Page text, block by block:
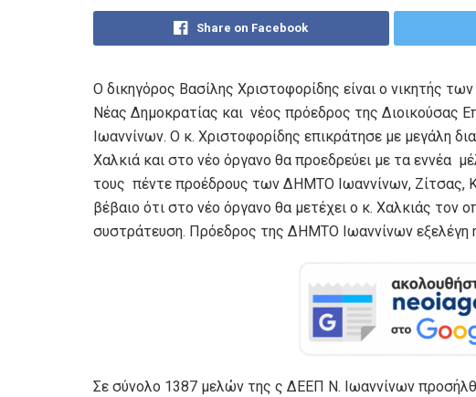
Share on Facebook
Ο δικηγόρος Βασίλης Χριστοφορίδης είναι ο νικητής
Νέας Δημοκρατίας και νέος πρόεδρος της Διοικούσας
Ιωαννίνων. Ο κ. Χριστοφορίδης επικράτησε με μεγάλη
Χαλκιά και στο νέο όργανο θα προεδρεύει με τα εννέα
τους πέντε προέδρους των ΔΗΜΤΟ Ιωαννίνων, Ζίτσας,
βέβαιο ότι στο νέο όργανο θα μετέχει ο κ. Χαλκιάς τον
συστράτευση. Πρόεδρος της ΔΗΜΤΟ Ιωαννίνων εξελέγη
Σε σύνολο 1387 μελών της ς ΔΕΕΠ Ν. Ιωαννίνων